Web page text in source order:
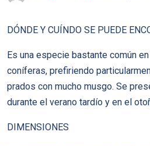
DÓNDE Y CUÍNDO SE PUEDE
Es una especie bastante común
coníferas, prefiriendo
prados con mucho musgo. Se
durante el verano tardío y en el
DIMENSIONES